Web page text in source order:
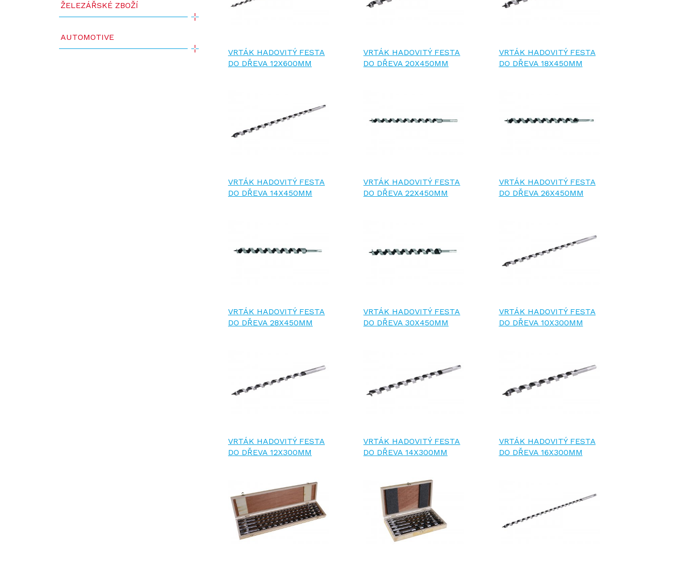
ŽELEZÁŘSKÉ ZBOŽÍ
AUTOMOTIVE
VRTÁK HADOVITÝ FESTA
DO DŘEVA 12X600MM
VRTÁK HADOVITÝ FESTA
DO DŘEVA 20X450MM
VRTÁK HADOVITÝ FESTA
DO DŘEVA 18X450MM
VRTÁK HADOVITÝ FESTA
DO DŘEVA 14X450MM
VRTÁK HADOVITÝ FESTA
DO DŘEVA 22X450MM
VRTÁK HADOVITÝ FESTA
DO DŘEVA 26X450MM
VRTÁK HADOVITÝ FESTA
DO DŘEVA 28X450MM
VRTÁK HADOVITÝ FESTA
DO DŘEVA 30X450MM
VRTÁK HADOVITÝ FESTA
DO DŘEVA 10X300MM
VRTÁK HADOVITÝ FESTA
DO DŘEVA 12X300MM
VRTÁK HADOVITÝ FESTA
DO DŘEVA 14X300MM
VRTÁK HADOVITÝ FESTA
DO DŘEVA 16X300MM